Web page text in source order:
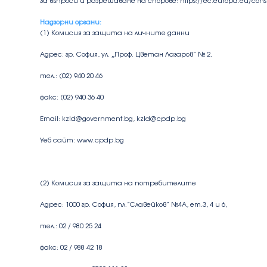
Надзорни органи:
(1) Комисия за защита на личните данни
Адрес: гр. София, ул. „Проф. Цветан Лазаров” № 2,
тел.: (02) 940 20 46
факс: (02) 940 36 40
Email: kzld@government.bg kzld@cpdp.bg
Уеб сайт:www.cpdp.bg
(2) Комисия за защита на потребителите
Адрес: 1000 гр. София, пл.”Славейков” №4А, ет.3, 4 и 6,
тел.: 02 / 980 25 24
факс: 02 / 988 42 18